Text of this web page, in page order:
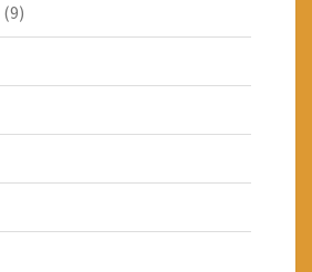
(9)